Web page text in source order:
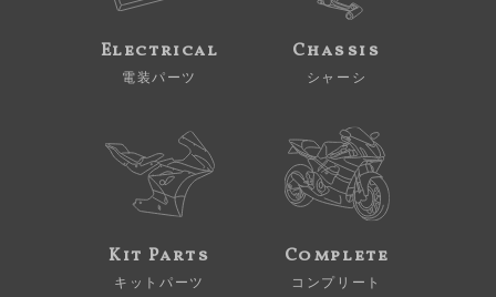
Electrical
電装パーツ
Chassis
シャーシ
Kit Parts
キットパーツ
Complete
コンプリート